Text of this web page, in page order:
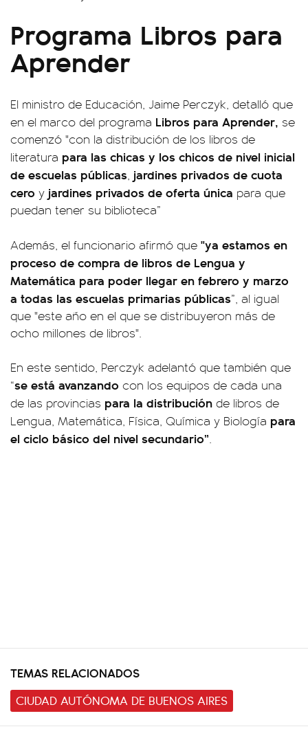
Programa Libros para
Aprender
El ministro de Educación, Jaime Perczyk, detalló que
en el marco del programa Libros para Aprender, se
comenzó "con la distribución de los libros de
literatura para las chicas y los chicos de nivel inicial
de escuelas públicas, jardines privados de cuota
cero y jardines privados de oferta única para que
puedan tener su biblioteca”
Además, el funcionario afirmó que "ya estamos en
proceso de compra de libros de Lengua y
Matemática para poder llegar en febrero y marzo
a todas las escuelas primarias públicas”, al igual
que "este año en el que se distribuyeron más de
ocho millones de libros".
En este sentido, Perczyk adelantó que también que
“se está avanzando con los equipos de cada una
de las provincias para la distribución de libros de
Lengua, Matemática, Física, Química y Biología para
el ciclo básico del nivel secundario”.
TEMAS RELACIONADOS
CIUDAD AUTÓNOMA DE BUENOS AIRES